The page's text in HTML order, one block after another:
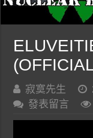
寂寞先生
發表留言